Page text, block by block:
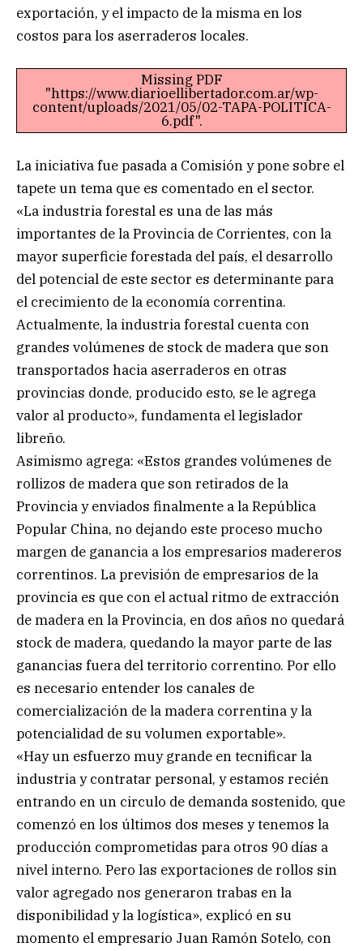
exportación, y el impacto de la misma en los
costos para los aserraderos locales.
Missing PDF
"https://www.diarioellibertador.com.ar/wp-
content/uploads/2021/05/02-TAPA-POLITICA-
6.pdf".
La iniciativa fue pasada a Comisión y pone sobre el
tapete un tema que es comentado en el sector.
«La industria forestal es una de las más
importantes de la Provincia de Corrientes, con la
mayor superficie forestada del país, el desarrollo
del potencial de este sector es determinante para
el crecimiento de la economía correntina.
Actualmente, la industria forestal cuenta con
grandes volúmenes de stock de madera que son
transportados hacia aserraderos en otras
provincias donde, producido esto, se le agrega
valor al producto», fundamenta el legislador
libreño.
Asimismo agrega: «Estos grandes volúmenes de
rollizos de madera que son retirados de la
Provincia y enviados finalmente a la República
Popular China, no dejando este proceso mucho
margen de ganancia a los empresarios madereros
correntinos. La previsión de empresarios de la
provincia es que con el actual ritmo de extracción
de madera en la Provincia, en dos años no quedará
stock de madera, quedando la mayor parte de las
ganancias fuera del territorio correntino. Por ello
es necesario entender los canales de
comercialización de la madera correntina y la
potencialidad de su volumen exportable».
«Hay un esfuerzo muy grande en tecnificar la
industria y contratar personal, y estamos recién
entrando en un circulo de demanda sostenido, que
comenzó en los últimos dos meses y tenemos la
producción comprometidas para otros 90 días a
nivel interno. Pero las exportaciones de rollos sin
valor agregado nos generaron trabas en la
disponibilidad y la logística», explicó en su
momento el empresario Juan Ramón Sotelo, con